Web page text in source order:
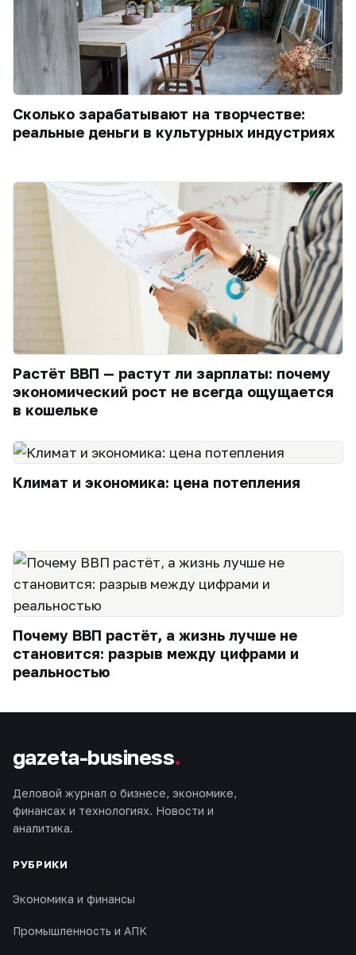
Сколько зарабатывают на творчестве:
реальные деньги в культурных индустриях
Растёт ВВП — растут ли зарплаты: почему
экономический рост не всегда ощущается
в кошельке
Климат и экономика: цена потепления
Почему ВВП растёт, а жизнь лучше не
становится: разрыв между цифрами и
реальностью
gazeta-business.
Деловой журнал о бизнесе, экономике,
финансах и технологиях. Новости и
аналитика.
РУБРИКИ
Экономика и финансы
Промышленность и АПК